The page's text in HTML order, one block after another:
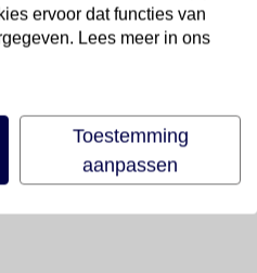
ervoor dat functies van
Lees meer in ons
Toestemming
aanpassen